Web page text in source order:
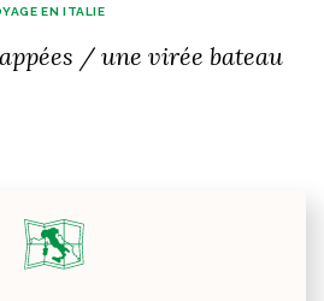
EN ITALIE
/ une virée bateau